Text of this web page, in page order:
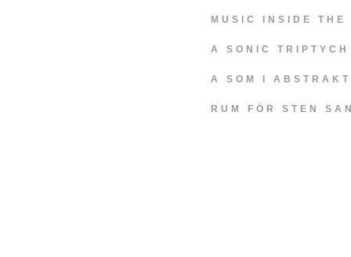
MUSIC INSIDE THE
A SONIC TRIPTYCH
A SOM I
RUM FÖR STEN